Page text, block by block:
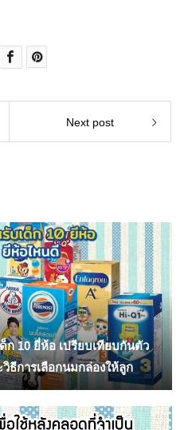
Next post
ก 10 ยี่ห้อ เปรียบเทียบกันตัว
ธีการเลือกนมกล่องให้ลูก